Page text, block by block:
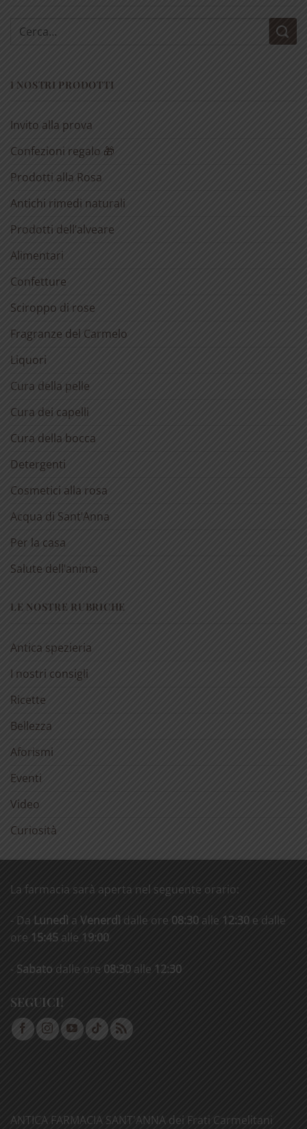
Cerca:
I NOSTRI PRODOTTI
Invito alla prova
Confezioni regalo 🎁
Prodotti alla Rosa
Antichi rimedi naturali
Prodotti dell’alveare
Alimentari
Confetture
Sciroppo di rose
Fragranze del Carmelo
Liquori
Cura della pelle
Cura dei capelli
Cura della bocca
Detergenti
Cosmetici alla rosa
Acqua di Sant’Anna
Per la casa
Salute dell’anima
LE NOSTRE RUBRICHE
Antica spezieria
I nostri consigli
Ricette
Bellezza
Aforismi
Eventi
Video
Curiosità
La farmacia sarà aperta nel seguente orario:
- Da Lunedì a Venerdì dalle ore 08:30 alle 12:30 e dalle
ore 15:45 alle 19:00
- Sabato dalle ore 08:30 alle 12:30
SEGUICI!
ANTICA FARMACIA SANT'ANNA dei Frati Carmelitani